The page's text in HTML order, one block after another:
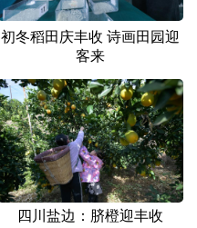
初冬稻田庆丰收 诗画田园迎
客来
四川盐边：脐橙迎丰收